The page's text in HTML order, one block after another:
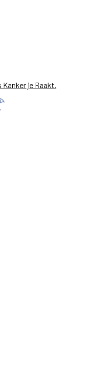
Kanker je Raakt.